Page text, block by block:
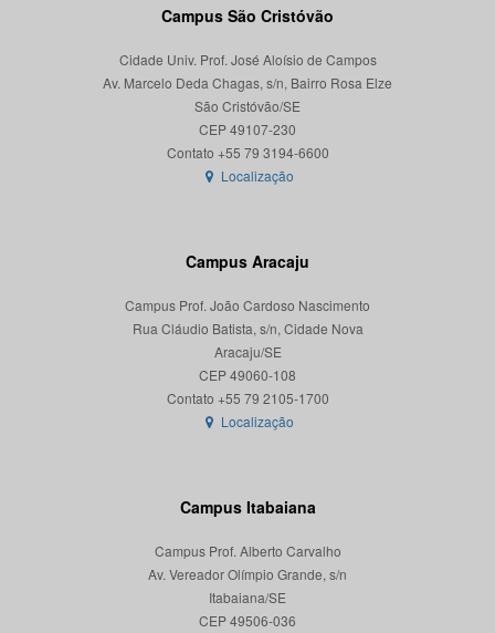
Campus São Cristóvão
Cidade Univ. Prof. José Aloísio de Campos
Av. Marcelo Deda Chagas, s/n, Bairro Rosa Elze
São Cristóvão/SE
CEP 49107-230
Localização
Campus Aracaju
Campus Prof. João Cardoso Nascimento
Rua Cláudio Batista, s/n, Cidade Nova
Aracaju/SE
CEP 49060-108
Localização
Campus Itabaiana
Campus Prof. Alberto Carvalho
Av. Vereador Olímpio Grande, s/n
Itabaiana/SE
CEP 49506-036